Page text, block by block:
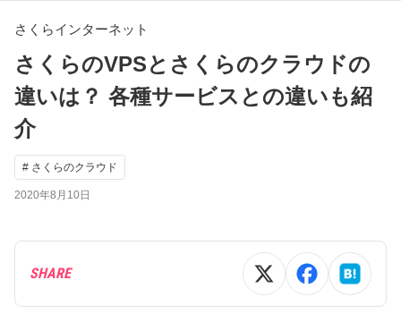
さくらインターネット
さくらのVPSとさくらのクラウドの
違いは？ 各種サービスとの違いも紹
介
# さくらのクラウド
2020年8月10日
SHARE